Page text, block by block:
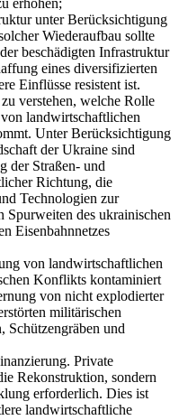
erhöhen;
unter Berücksichtigung
Wiederaufbau sollte
beschädigten Infrastruktur
eines diversifizierten
Einflüsse resistent ist.
verstehen, welche Rolle
landwirtschaftlichen
Unter Berücksichtigung
der Ukraine sind
der Straßen- und
Richtung, die
Technologien zur
Spurweiten des ukrainischen
Eisenbahnnetzes
von landwirtschaftlichen
Konflikts kontaminiert
von nicht explodierter
militärischen
Schützengräben und
Private
Rekonstruktion, sondern
erforderlich. Dies ist
landwirtschaftliche